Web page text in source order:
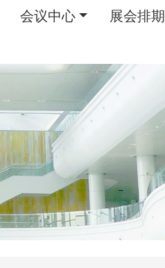
会议中心 展会排期